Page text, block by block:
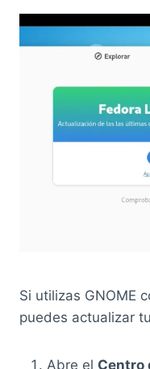
Si utilizas GNOME
puedes actualizar
Abre el Centro